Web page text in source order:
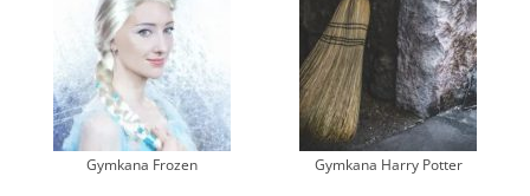
Gymkana Frozen Gymkana Harry Potter